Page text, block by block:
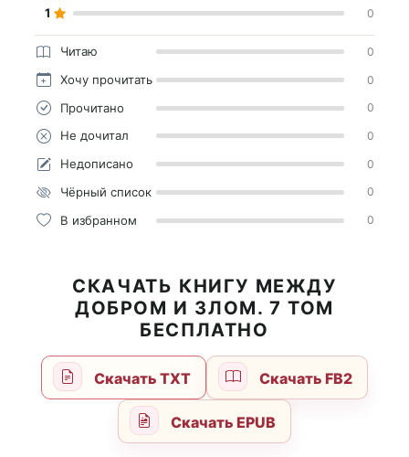
1 0
Читаю 0
Хочу прочитать 0
Прочитано 0
Не дочитал 0
Недописано 0
Чёрный список 0
В избранном 0
СКАЧАТЬ КНИГУ МЕЖДУ
ДОБРОМ И ЗЛОМ. 7 ТОМ
БЕСПЛАТНО
Скачать TXT Скачать FB2
Скачать EPUB